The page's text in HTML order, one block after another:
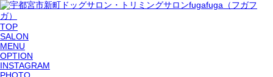
TOP
SALON
MENU
OPTION
INSTAGRAM